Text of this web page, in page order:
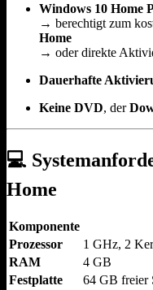
Windows 10 Home
→ berechtigt zum
Home
→ oder direkte
Dauerhafte
Keine DVD, der
💻
Home
Komponente
Prozessor
1 GHz, 2
RAM
4 GB
Festplatte
64 GB freier